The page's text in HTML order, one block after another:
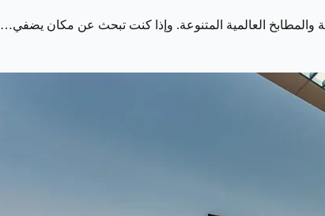
والمطابخ العالمية المتنوعة. وإذا كنت تبحث عن مكان يضفي…